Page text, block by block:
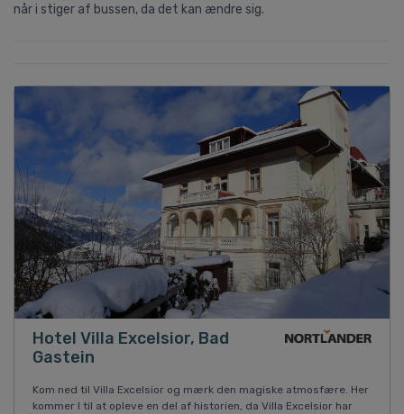
når i stiger af bussen, da det kan ændre sig.
Hotel Villa Excelsior, Bad
Gastein
Kom ned til Villa Excelsior og mærk den magiske atmosfære. Her
kommer I til at opleve en del af historien, da Villa Excelsior har